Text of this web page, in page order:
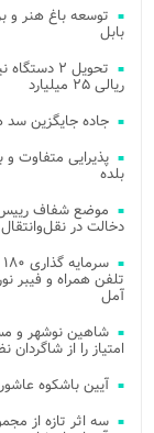
بابل
تحویل ۲
ریالی ۲۵ میلیارد
جاده جایگزین سد
بلده
موضع شفاف رییس
دخالت در
آمل
شاهین نوشهر و
امتیاز را از
آیین باشکوه
سه اثر تازه از